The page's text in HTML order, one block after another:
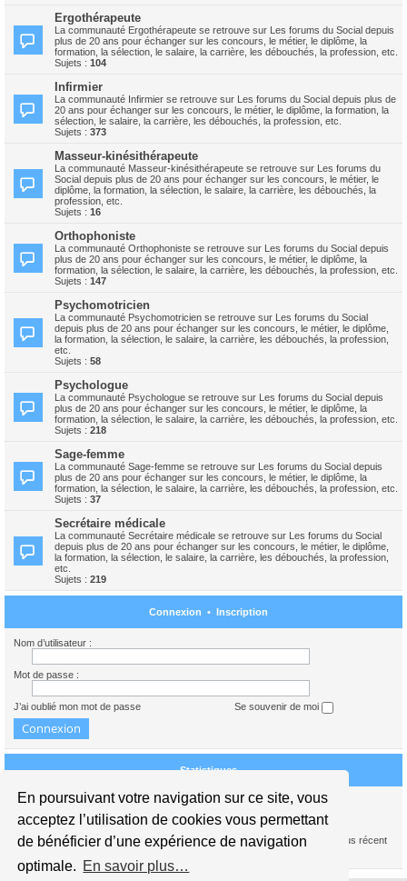
En poursuivant votre navigation sur ce site, vous
acceptez l’utilisation de cookies vous permettant
de bénéficier d’une expérience de navigation
optimale. En savoir plus…
Ergothérapeute
La communauté Ergothérapeute se retrouve sur Les forums du Social depuis
plus de 20 ans pour échanger sur les concours, le métier, le diplôme, la
formation, la sélection, le salaire, la carrière, les débouchés, la profession, etc.
Sujets : 104
Infirmier
La communauté Infirmier se retrouve sur Les forums du Social depuis plus de
20 ans pour échanger sur les concours, le métier, le diplôme, la formation, la
sélection, le salaire, la carrière, les débouchés, la profession, etc.
Sujets : 373
Masseur-kinésithérapeute
La communauté Masseur-kinésithérapeute se retrouve sur Les forums du
Social depuis plus de 20 ans pour échanger sur les concours, le métier, le
diplôme, la formation, la sélection, le salaire, la carrière, les débouchés, la
profession, etc.
Sujets : 16
Orthophoniste
La communauté Orthophoniste se retrouve sur Les forums du Social depuis
plus de 20 ans pour échanger sur les concours, le métier, le diplôme, la
formation, la sélection, le salaire, la carrière, les débouchés, la profession, etc.
Sujets : 147
Psychomotricien
La communauté Psychomotricien se retrouve sur Les forums du Social
depuis plus de 20 ans pour échanger sur les concours, le métier, le diplôme,
la formation, la sélection, le salaire, la carrière, les débouchés, la profession,
etc.
Sujets : 58
Psychologue
La communauté Psychologue se retrouve sur Les forums du Social depuis
plus de 20 ans pour échanger sur les concours, le métier, le diplôme, la
formation, la sélection, le salaire, la carrière, les débouchés, la profession, etc.
Sujets : 218
Sage-femme
La communauté Sage-femme se retrouve sur Les forums du Social depuis
plus de 20 ans pour échanger sur les concours, le métier, le diplôme, la
formation, la sélection, le salaire, la carrière, les débouchés, la profession, etc.
Sujets : 37
Secrétaire médicale
La communauté Secrétaire médicale se retrouve sur Les forums du Social
depuis plus de 20 ans pour échanger sur les concours, le métier, le diplôme,
la formation, la sélection, le salaire, la carrière, les débouchés, la profession,
etc.
Sujets : 219
Connexion • Inscription
Nom d’utilisateur :
Mot de passe :
J’ai oublié mon mot de passe Se souvenir de moi
Statistiques
Nous sommes le 06 août 2026 05:17
1739384messages •245440 sujets •15941membres • Notre membre le plus récent